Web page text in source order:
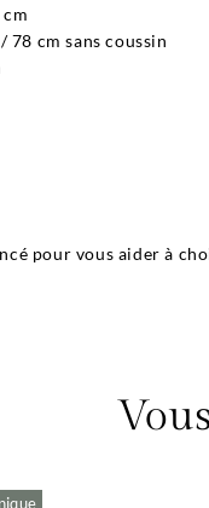
78 cm sans coussin
pour vous aider à